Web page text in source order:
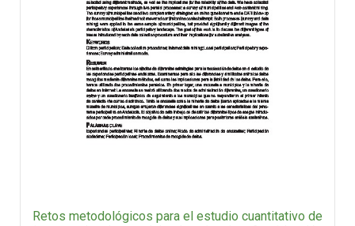
Retos metodológicos para el estudio cuantitativo de